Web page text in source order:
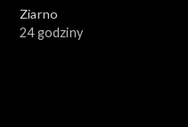
Ziarno
24 godziny